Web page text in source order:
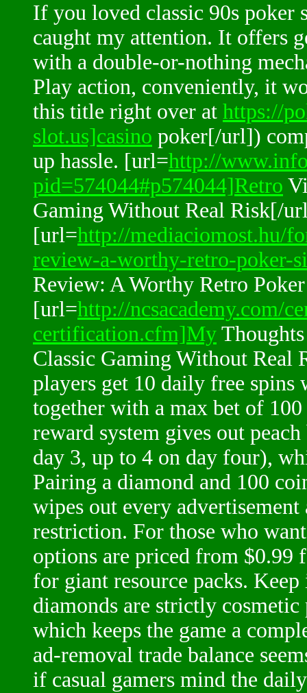
If you loved classic 90s poker
caught my attention. It offers
with a double-or-nothing
Play action, conveniently, it
this title right over at https://
slot.us]casino poker[/url])
up hassle. [url=http://
pid=574044#p574044]Retro
Gaming Without Real Risk[/
[url=http://mediaciomost.hu/
review-a-worthy-retro-poker-
Review: A Worthy Retro
[url=http://ncsacademy.com/
certification.cfm]My
Classic Gaming Without
players get 10 daily free spins
together with a max bet of
reward system gives out
day 3, up to 4 on day four),
Pairing a diamond and 100
wipes out every
restriction. For those who
options are priced from $0.99
for giant resource packs.
diamonds are strictly cosmetic
which keeps the game a
ad-removal trade balance
if casual gamers mind the